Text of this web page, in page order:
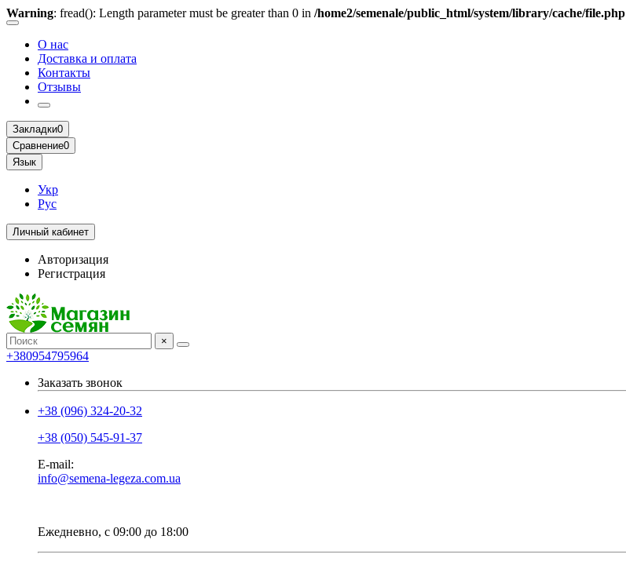
Warning: fread(): Length parameter must be greater than 0 in /home2/semenale/public_html/system/library/cache/file.php
О нас
Доставка и оплата
Контакты
Отзывы
Закладки0
Сравнение0
Язык
Укр
Рус
Личный кабинет
Авторизация
Регистрация
×
+380954795964
Заказать звонок
+38 (096) 324-20-32
+38 (050) 545-91-37
E-mail:
info@semena-legeza.com.ua
Ежедневно, с 09:00 до 18:00